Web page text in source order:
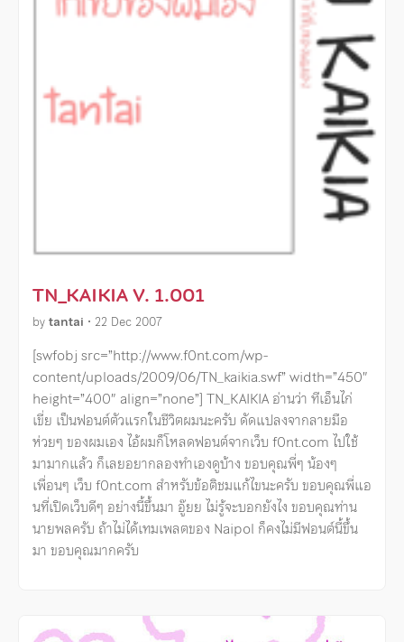
TN_KAIKIA V. 1.001
bytantai • 22 Dec 2007
[swfobj src=”http://www.f0nt.com/wp-
content/uploads/2009/06/TN_kaikia.swf” width=”450″
height=”400″ align=”none”] TN_KAIKIA อ่านว่า ทีเอ็นไก่
เขี่ย เป็นฟอนต์ตัวแรกในชีวิตผมนะครับ ดัดแปลงจากลายมือ
ห่วยๆ ของผมเอง ไอ้ผมก็โหลดฟอนต์จากเว็บ f0nt.com ไปใช้
มามากแล้ว ก็เลยอยากลองทำเองดูบ้าง ขอบคุณพี่ๆ น้องๆ
เพื่อนๆ เว็บ f0nt.com สำหรับข้อติชมแก้ไขนะครับ ขอบคุณพี่แอ
นที่เปิดเว็บดีๆ อย่างนี้ขึ้นมา อู๊ยย ไม่รู้จะบอกยังไง ขอบคุณท่าน
นายพลครับ ถ้าไม่ได้เทมเพลตของ Naipol ก็คงไม่มีฟอนต์นี้ขึ้น
มา ขอบคุณมากครับ